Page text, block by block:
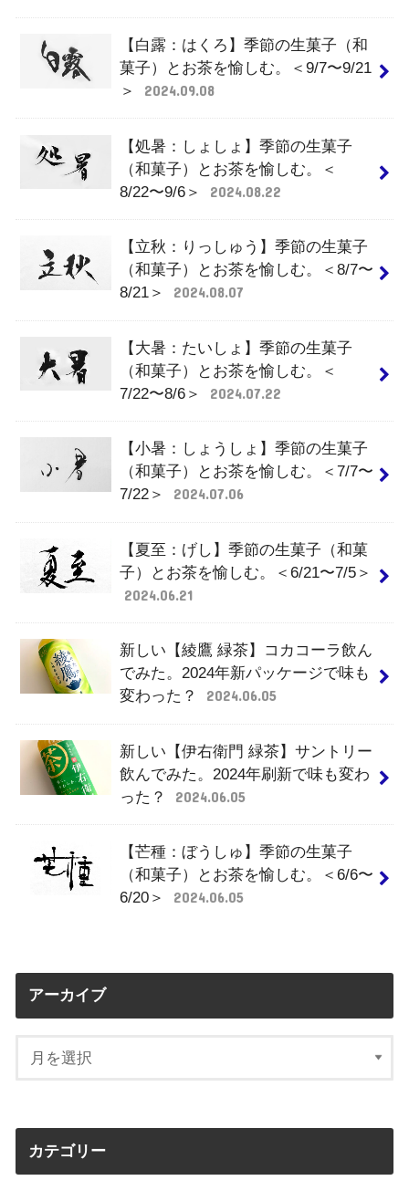
【白露：はくろ】季節の生菓子（和
菓子）とお茶を愉しむ。＜9/7〜9/21
＞
2024.09.08
【処暑：しょしょ】季節の生菓子
（和菓子）とお茶を愉しむ。＜
8/22〜9/6＞
2024.08.22
【立秋：りっしゅう】季節の生菓子
（和菓子）とお茶を愉しむ。＜8/7〜
8/21＞
2024.08.07
【大暑：たいしょ】季節の生菓子
（和菓子）とお茶を愉しむ。＜
7/22〜8/6＞
2024.07.22
【小暑：しょうしょ】季節の生菓子
（和菓子）とお茶を愉しむ。＜7/7〜
7/22＞
2024.07.06
【夏至：げし】季節の生菓子（和菓
子）とお茶を愉しむ。＜6/21〜7/5＞
2024.06.21
新しい【綾鷹 緑茶】コカコーラ飲ん
でみた。2024年新パッケージで味も
変わった？
2024.06.05
新しい【伊右衛門 緑茶】サントリー
飲んでみた。2024年刷新で味も変わ
った？
2024.06.05
【芒種：ぼうしゅ】季節の生菓子
（和菓子）とお茶を愉しむ。＜6/6〜
6/20＞
2024.06.05
アーカイブ
カテゴリー